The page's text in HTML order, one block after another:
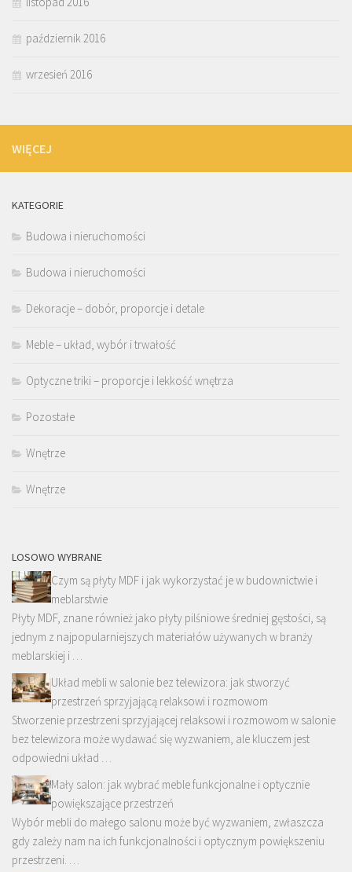
październik 2016
wrzesień 2016
WIĘCEJ
KATEGORIE
Budowa i nieruchomości
Budowa i nieruchomości
Dekoracje – dobór, proporcje i detale
Meble – układ, wybór i trwałość
Optyczne triki – proporcje i lekkość wnętrza
Pozostałe
Wnętrze
Wnętrze
LOSOWO WYBRANE
Czym są płyty MDF i jak wykorzystać je w budownictwie i
meblarstwie
Płyty MDF, znane również jako płyty pilśniowe średniej gęstości, są
jednym z najpopularniejszych materiałów używanych w branży
meblarskiej i …
Układ mebli w salonie bez telewizora: jak stworzyć
przestrzeń sprzyjającą relaksowi i rozmowom
Stworzenie przestrzeni sprzyjającej relaksowi i rozmowom w salonie
bez telewizora może wydawać się wyzwaniem, ale kluczem jest
odpowiedni układ …
Mały salon: jak wybrać meble funkcjonalne i optycznie
powiększające przestrzeń
Wybór mebli do małego salonu może być wyzwaniem, zwłaszcza
gdy zależy nam na ich funkcjonalności i optycznym powiększeniu
przestrzeni. …